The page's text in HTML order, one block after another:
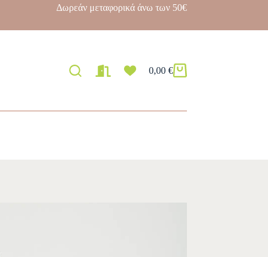
Δωρεάν μεταφορικά άνω των 50€
0,00 €